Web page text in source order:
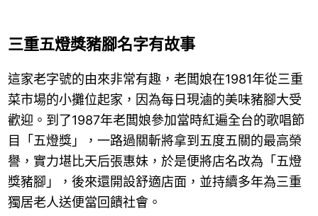
三重五燈獎豬腳名字有故事
這家老字號的由來非常有趣，老闆娘在1981年從三重
菜市場的小攤位起家，因為每日現滷的美味豬腳大受
歡迎。到了1987年老闆娘參加當時紅遍全台的歌唱節
目「五燈獎」，一路過關斬將拿到五度五關的最高榮
譽，實力堪比天后張惠妹，於是便將店名改為「五燈
獎豬腳」，後來還開設舒適店面，並持續多年為三重
獨居老人送便當回饋社會。